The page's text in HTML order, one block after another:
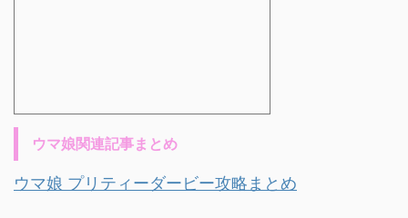
ウマ娘関連記事まとめ
ウマ娘 プリティーダービー攻略まとめ